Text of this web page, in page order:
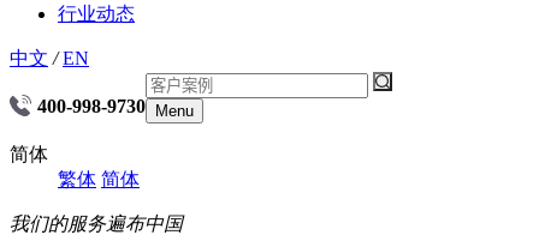
行业动态
中文 / EN
400-998-9730 Menu
简体
繁体 简体
我们的服务遍布中国